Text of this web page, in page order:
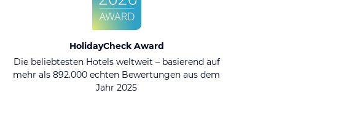
HolidayCheck Award
Die beliebtesten Hotels weltweit – basierend auf
mehr als 892.000 echten Bewertungen aus dem
Jahr 2025